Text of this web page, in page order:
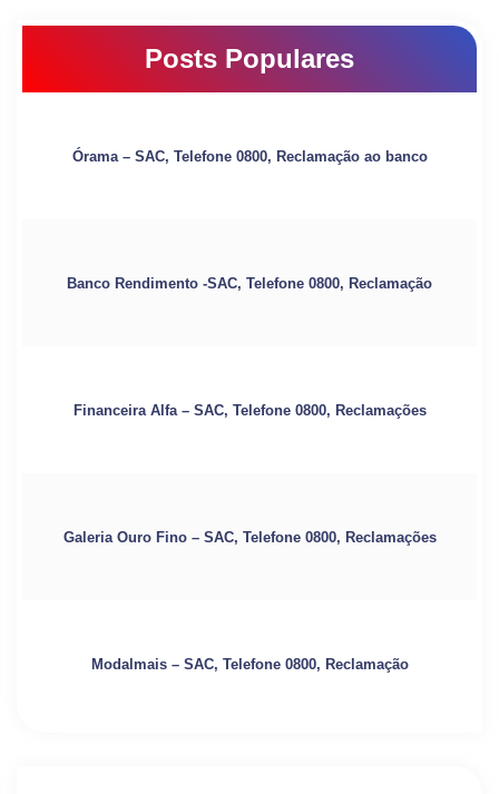
Posts Populares
Órama – SAC, Telefone 0800, Reclamação ao banco
Banco Rendimento -SAC, Telefone 0800, Reclamação
Financeira Alfa – SAC, Telefone 0800, Reclamações
Galeria Ouro Fino – SAC, Telefone 0800, Reclamações
Modalmais – SAC, Telefone 0800, Reclamação